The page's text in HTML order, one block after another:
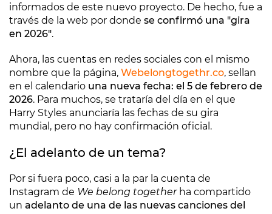
informados de este nuevo proyecto. De hecho, fue a
través de la web por donde se confirmó una "gira
en 2026".
Ahora, las cuentas en redes sociales con el mismo
nombre que la página, Webelongtogethr.co, sellan
en el calendario una nueva fecha: el 5 de febrero de
2026. Para muchos, se trataría del día en el que
Harry Styles anunciaría las fechas de su gira
mundial, pero no hay confirmación oficial.
¿El adelanto de un tema?
Por si fuera poco, casi a la par la cuenta de
Instagram de We belong togetherha compartido
un adelanto de una de las nuevas canciones del